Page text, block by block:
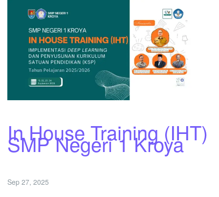
In House Training (IHT)
SMP Negeri 1 Kroya
Sep 27, 2025